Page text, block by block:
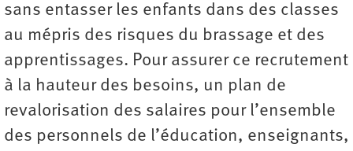
sans entasser les enfants dans des classes
au mépris des risques du brassage et des
apprentissages. Pour assurer ce recrutement
à la hauteur des besoins, un plan de
revalorisation des salaires pour l’ensemble
des personnels de l’éducation, enseignants,